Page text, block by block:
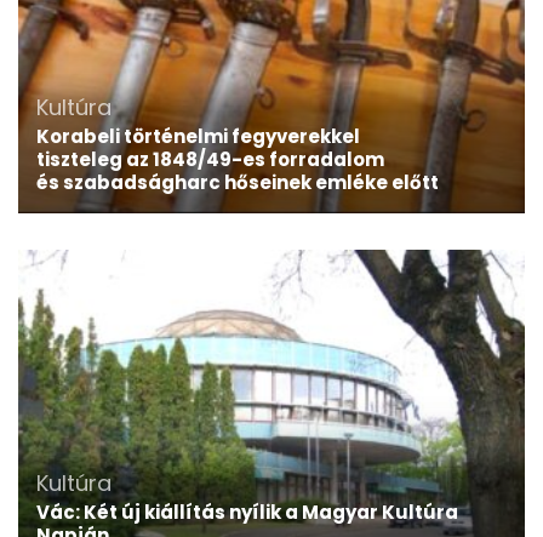
Kultúra
Korabeli történelmi fegyverekkel
tiszteleg az 1848/49-es forradalom
és szabadságharc hőseinek emléke előtt
Kultúra
Vác: Két új kiállítás nyílik a Magyar Kultúra